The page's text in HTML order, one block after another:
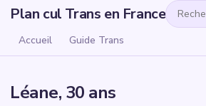
Plan cul Trans en France
Accueil Guide Trans
Léane, 30 ans